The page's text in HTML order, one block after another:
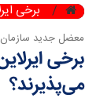
برخی
معضل جدید سازمان
برخی
می‌پذیرند؟